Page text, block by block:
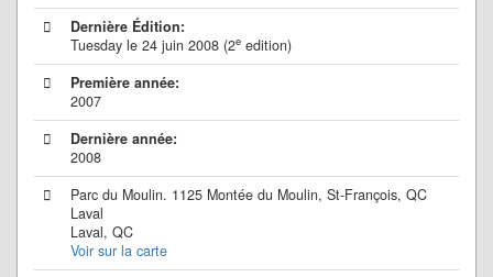
Dernière Édition:
Tuesday le 24 juin 2008 (2e edition)
Première année:
2007
Dernière année:
2008
Parc du Moulin. 1125 Montée du Moulin, St-François, QC
Laval
Laval, QC
Voir sur la carte